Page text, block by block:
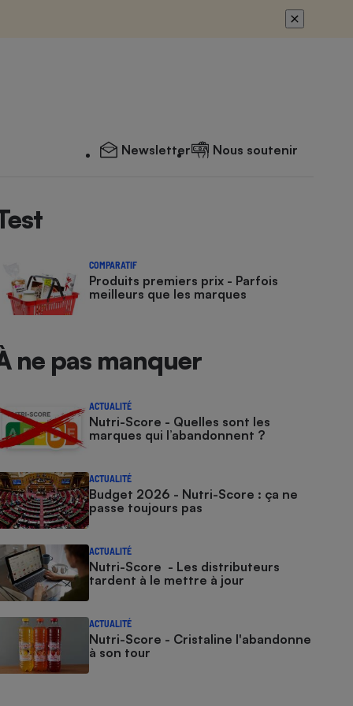
Newsletter Nous soutenir
COMPARATIF
Produits premiers prix - Parfois
meilleurs que les marques
ne pas manquer
ACTUALITÉ
Nutri-Score - Quelles sont les
marques qui l’abandonnent ?
ACTUALITÉ
Budget 2026 - Nutri-Score : ça ne
passe toujours pas
ACTUALITÉ
Nutri-Score - Les distributeurs
tardent à le mettre à jour
ACTUALITÉ
Nutri-Score - Cristaline l'abandonne
à son tour